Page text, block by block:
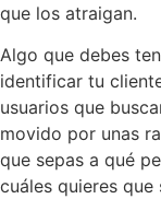
que los atraigan.
Algo que debes
identificar tu
usuarios que
movido por unas
que sepas a qué
cuáles quieres